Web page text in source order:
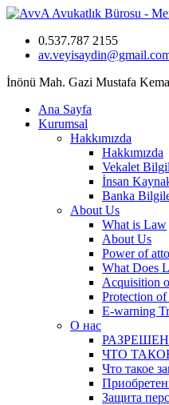
0.537.787 2155
İnönü Mah. Gazi Mustafa
Ana Sayfa
Kurumsal
Hakkımızda
Hakkımızda
Vekalet
İnsan
Banka
About Us
What is Law
About Us
Power of
What Does
Acquisition
Protection
E-warning
О нас
ЧТО ТАКОЕ
Что такое
Защита